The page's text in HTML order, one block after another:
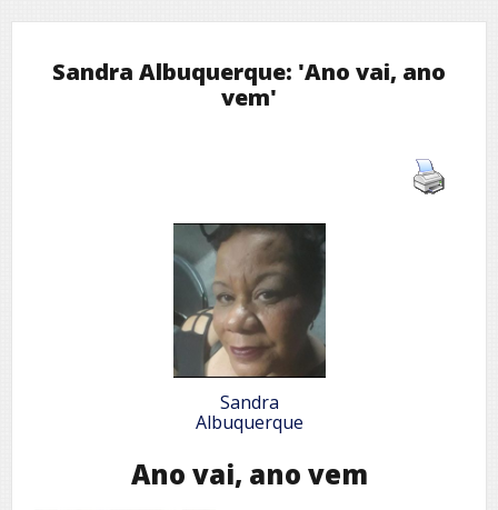
Sandra Albuquerque: 'Ano vai, ano
vem'
Sandra
Albuquerque
Ano vai, ano vem